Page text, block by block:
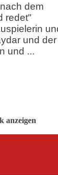
dem
redet"
und der
und ...
anzeigen